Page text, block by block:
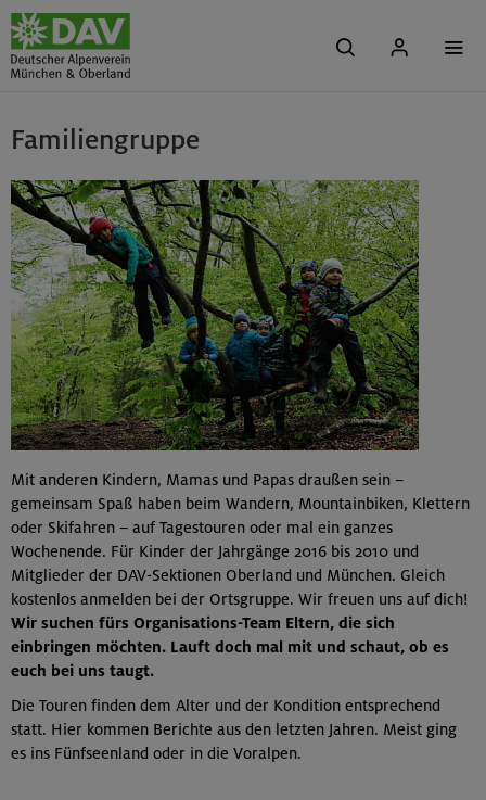
Familiengruppe
Mit anderen Kindern, Mamas und Papas draußen sein –
gemeinsam Spaß haben beim Wandern, Mountainbiken, Klettern
oder Skifahren – auf Tagestouren oder mal ein ganzes
Wochenende. Für Kinder der Jahrgänge 2016 bis 2010 und
Mitglieder der DAV-Sektionen Oberland und München. Gleich
kostenlos anmelden bei der Ortsgruppe. Wir freuen uns auf dich!
Wir suchen fürs Organisations-Team Eltern, die sich
einbringen möchten. Lauft doch mal mit und schaut, ob es
euch bei uns taugt.
Die Touren finden dem Alter und der Kondition entsprechend
statt. Hier kommen Berichte aus den letzten Jahren. Meist ging
es ins Fünfseenland oder in die Voralpen.